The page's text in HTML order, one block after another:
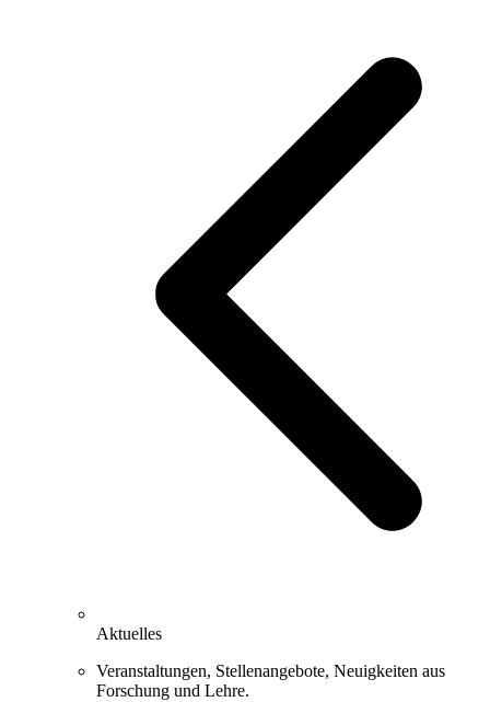
Aktuelles
Veranstaltungen, Stellenangebote, Neuigkeiten aus
Forschung und Lehre.